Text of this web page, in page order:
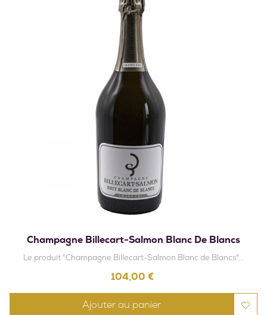
Champagne Billecart-Salmon Blanc De Blancs
Le produit "Champagne Billecart-Salmon Blanc de Blancs"...
Prix
104,00 €
Ajouter au panier